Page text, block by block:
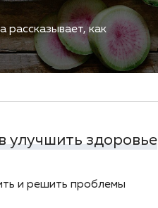
рассказывает, как
улучшить здоровье
и решить проблемы